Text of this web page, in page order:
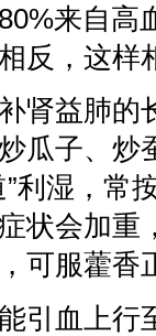
来自高
反，这样
肾益肺的
瓜子、炒
”利湿，常
状会加重
可服藿香
引血上行